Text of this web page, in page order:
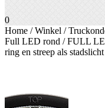
0
Home /Winkel /
Full LED rond / FULL
ring en streep als stadslicht